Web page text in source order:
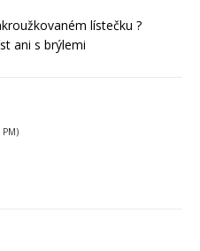
lístečku ?
ani s brýlemi